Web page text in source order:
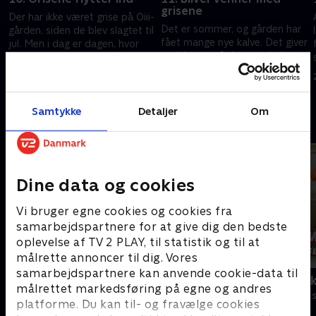
Samtykke Detaljer Om
Dine data og cookies
Vi bruger egne cookies og cookies fra
samarbejdspartnere for at give dig den bedste
oplevelse af TV 2 PLAY, til statistik og til at
målrette annoncer til dig. Vores
samarbejdspartnere kan anvende cookie-data til
målrettet markedsføring på egne og andres
platforme. Du kan til- og fravælge cookies
Der har ikke været grise på Oiii-
gården, siden de blev slagtet til
jul. Men i dag er dagen, hvor
grisene
Det er sommer, og gården har
fået mange nye kalve. Det giver
problemer, når køerne skal
flytte græsareal, for kalvene
stikker af og bliver væk fra
deres mødre.
Se hva jeg kan
Børneserier • 2 sæsoner Børneserier • 1